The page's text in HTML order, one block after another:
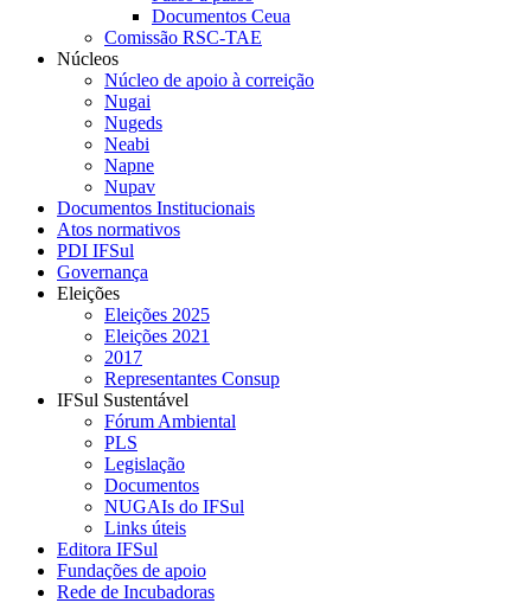
Documentos Ceua
Comissão RSC-TAE
Núcleos
Núcleo de apoio à correição
Nugai
Nugeds
Neabi
Napne
Nupav
Documentos Institucionais
Atos normativos
PDI IFSul
Governança
Eleições
Eleições 2025
Eleições 2021
2017
Representantes Consup
IFSul Sustentável
Fórum Ambiental
PLS
Legislação
Documentos
NUGAIs do IFSul
Links úteis
Editora IFSul
Fundações de apoio
Rede de Incubadoras